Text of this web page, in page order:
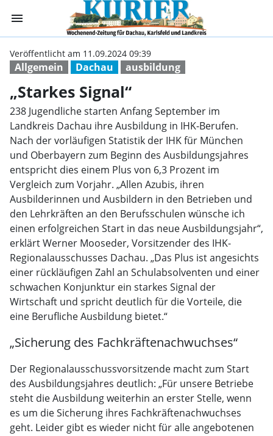
menu „Starkes
Allgemein Dachau ausbildung
Veröffentlicht am 11.09.2024 09:39
„Starkes Signal“
238 Jugendliche starten Anfang September im
Landkreis Dachau ihre Ausbildung in IHK-Berufen.
Nach der vorläufigen Statistik der IHK für München
und Oberbayern zum Beginn des Ausbildungsjahres
entspricht dies einem Plus von 6,3 Prozent im
Vergleich zum Vorjahr. „Allen Azubis, ihren
Ausbilderinnen und Ausbildern in den Betrieben und
den Lehrkräften an den Berufsschulen wünsche ich
einen erfolgreichen Start in das neue Ausbildungsjahr“,
erklärt Werner Mooseder, Vorsitzender des IHK-
Regionalausschusses Dachau. „Das Plus ist angesichts
einer rückläufigen Zahl an Schulabsolventen und einer
schwachen Konjunktur ein starkes Signal der
Wirtschaft und spricht deutlich für die Vorteile, die
eine Berufliche Ausbildung bietet.“
„Sicherung des Fachkräftenachwuchses“
Der Regionalausschussvorsitzende macht zum Start
des Ausbildungsjahres deutlich: „Für unsere Betriebe
steht die Ausbildung weiterhin an erster Stelle, wenn
es um die Sicherung ihres Fachkräftenachwuchses
geht. Leider gibt es wieder nicht für alle angebotenen